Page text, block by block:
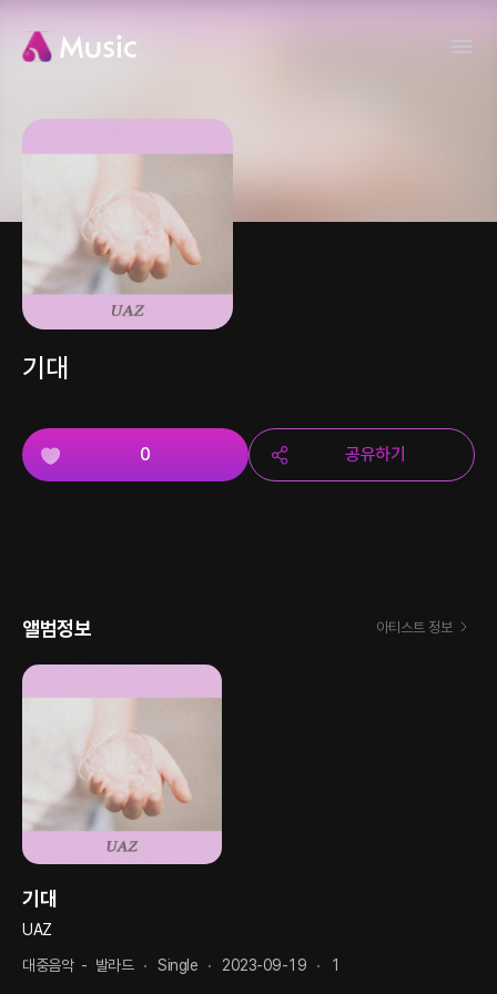
기대
0 공유하기
앨범정보 아티스트 정보
기대
UAZ
대중음악- 발라드 Single 2023-09-19 1